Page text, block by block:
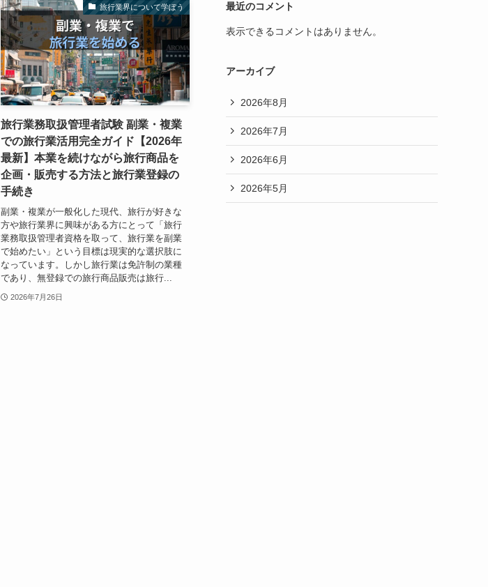
旅行業界について学ぼう
旅行業務取扱管理者試験 副業・複業
での旅行業活用完全ガイド【2026年
最新】本業を続けながら旅行商品を
企画・販売する方法と旅行業登録の
手続き
副業・複業が一般化した現代、旅行が好きな
方や旅行業界に興味がある方にとって「旅行
業務取扱管理者資格を取って、旅行業を副業
で始めたい」という目標は現実的な選択肢に
なっています。しかし旅行業は免許制の業種
であり、無登録での旅行商品販売は旅行...
2026年7月26日
最近のコメント
表示できるコメントはありません。
アーカイブ
2026年8月
2026年7月
2026年6月
2026年5月